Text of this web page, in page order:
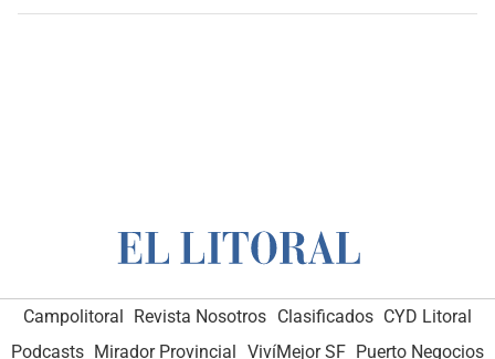
Campolitoral Revista Nosotros Clasificados CYD Litoral
Podcasts Mirador Provincial VivíMejor SF Puerto Negocios